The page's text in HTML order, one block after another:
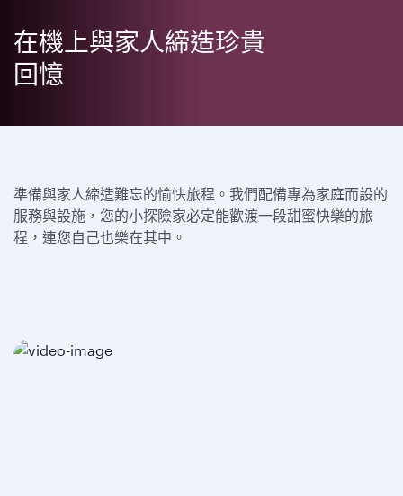
在機上與家人締造珍貴
回憶
準備與家人締造難忘的愉快旅程。我們配備專為家庭而設的
服務與設施，您的小探險家必定能歡渡一段甜蜜快樂的旅
程，連您自己也樂在其中。